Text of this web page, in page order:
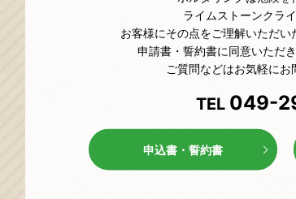
ライムストーンクラ
お客様にその点をご理解いただい
申請書・誓約書に同意いただ
ご質問などはお気軽にお
TEL 049-
申込書・誓約書